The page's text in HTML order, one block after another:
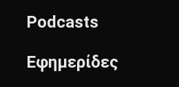
Podcasts
Εφημερίδες